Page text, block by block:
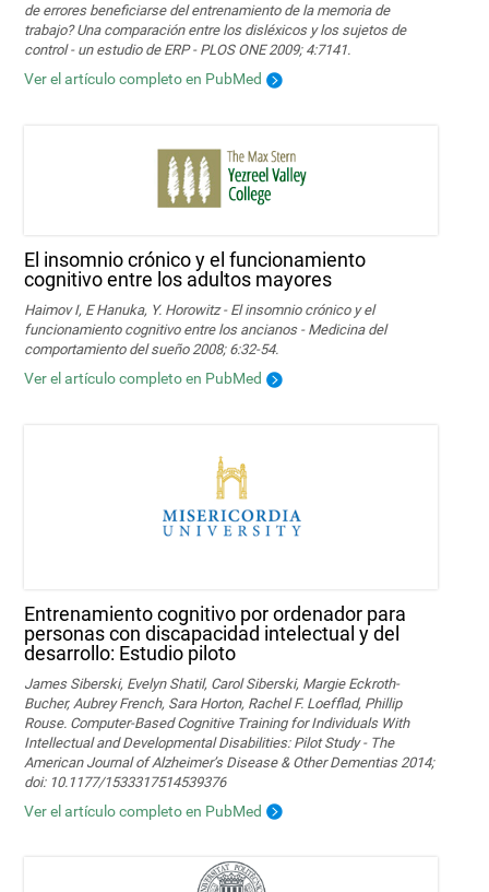
de errores beneficiarse del entrenamiento de la memoria de
trabajo? Una comparación entre los disléxicos y los sujetos de
control - un estudio de ERP - PLOS ONE 2009; 4:7141.
Ver el artículo completo en PubMed
El insomnio crónico y el funcionamiento
cognitivo entre los adultos mayores
Haimov I, E Hanuka, Y. Horowitz - El insomnio crónico y el
funcionamiento cognitivo entre los ancianos - Medicina del
comportamiento del sueño 2008; 6:32-54.
Ver el artículo completo en PubMed
Entrenamiento cognitivo por ordenador para
personas con discapacidad intelectual y del
desarrollo: Estudio piloto
James Siberski, Evelyn Shatil, Carol Siberski, Margie Eckroth-
Bucher, Aubrey French, Sara Horton, Rachel F. Loefflad, Phillip
Rouse. Computer-Based Cognitive Training for Individuals With
Intellectual and Developmental Disabilities: Pilot Study - The
American Journal of Alzheimer’s Disease & Other Dementias 2014;
doi: 10.1177/1533317514539376
Ver el artículo completo en PubMed